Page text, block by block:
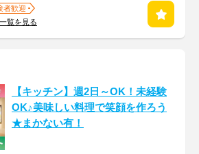
者歓迎
覧を見る
【キッチン】週2日～OK！未経験
OK♪美味しい料理で笑顔を作ろう
★まかない有！